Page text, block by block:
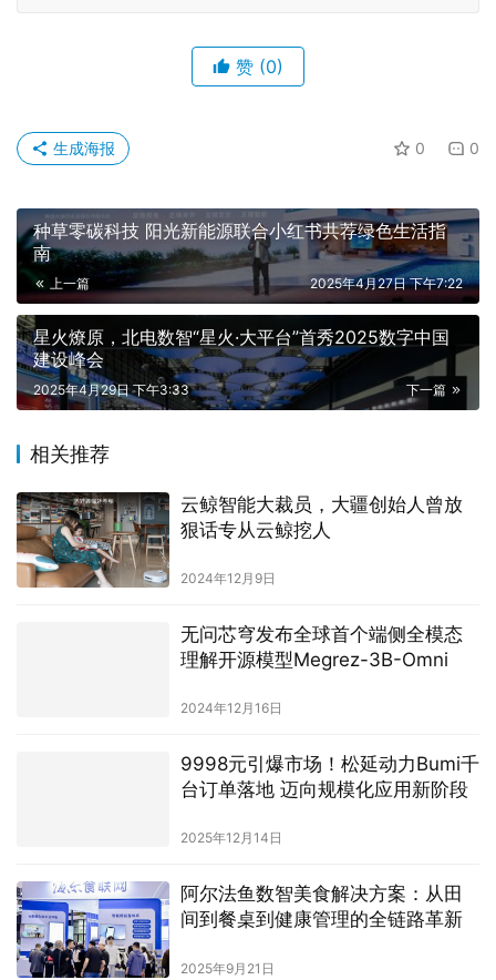
赞 (0)
0 0
生成海报
种草零碳科技 阳光新能源联合小红书共荐绿色生活指
南
上一篇 2025年4月27日 下午7:22
星火燎原，北电数智“星火·大平台”首秀2025数字中国
建设峰会
下一篇
2025年4月29日 下午3:33
相关推荐
云鲸智能大裁员，大疆创始人曾放
狠话专从云鲸挖人
2024年12月9日
无问芯穹发布全球首个端侧全模态
理解开源模型Megrez-3B-Omni
2024年12月16日
9998元引爆市场！松延动力Bumi千
台订单落地 迈向规模化应用新阶段
2025年12月14日
阿尔法鱼数智美食解决方案：从田
间到餐桌到健康管理的全链路革新
2025年9月21日